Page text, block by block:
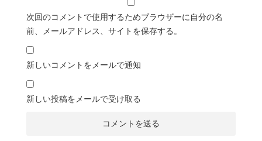
次回のコメントで使用するためブラウザーに自分の名
前、メールアドレス、サイトを保存する。
新しいコメントをメールで通知
新しい投稿をメールで受け取る